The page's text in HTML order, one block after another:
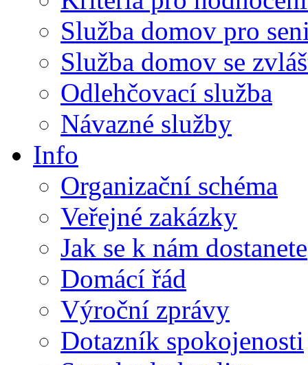
Služba domov pro
Služba domov se
Odlehčovací služba
Návazné služby
Info
Organizační schéma
Veřejné zakázky
Jak se k nám dostanete
Domácí řád
Výroční zprávy
Dotazník spokojenosti